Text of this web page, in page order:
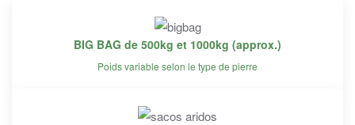
BIG BAG de 500kg et 1000kg (approx.)
Poids variable selon le type de pierre